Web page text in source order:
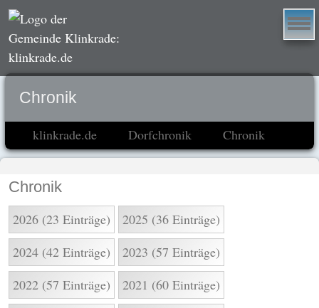
Chronik
klinkrade.de Dorfchronik Chronik
Chronik
2026 (23 Einträge)
2025 (36 Einträge)
2024 (42 Einträge)
2023 (57 Einträge)
2022 (57 Einträge)
2021 (60 Einträge)